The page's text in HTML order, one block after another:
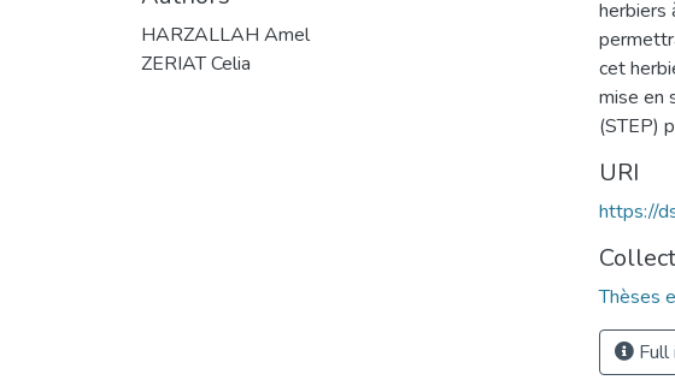
HARZALLAH Amel
ZERIAT Celia
herbiers
cet
mise en
(STEP)
URI
https://
Thèses
Full